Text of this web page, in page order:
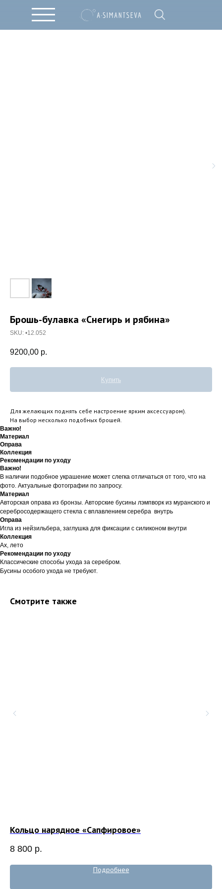
Брошь-булавка «Снегирь и рябина»
SKU: •12.052
9200,00 р.
Купить
Для желающих поднять себе настроение ярким аксессуаром).
На выбор несколько подобных брошей.
Важно!
Материал
Оправа
Коллекция
Рекомендации по уходу
Важно!
В наличии подобное украшение может слегка отличаться от того, что на
фото. Актуальные фотографии по запросу.
Материал
Авторская оправа из бронзы. Авторские бусины лэмпворк из муранского и
серебросодержащего стекла с вплавлением серебра внутрь
Оправа
Игла из нейзильбера, заглушка для фиксации с силиконом внутри
Коллекция
Ах, лето
Рекомендации по уходу
Классические способы ухода за серебром.
Бусины особого ухода не требуют.
Смотрите также
Кольцо нарядное «Сапфировое»
8 800 р.
Подробнее